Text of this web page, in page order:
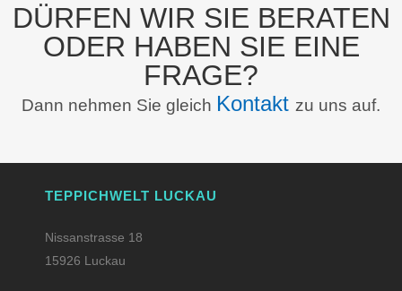
DÜRFEN WIR SIE BERATEN
ODER HABEN SIE EINE
FRAGE?
Dann nehmen Sie gleich Kontakt zu uns auf.
TEPPICHWELT LUCKAU
Nissanstrasse 18
15926 Luckau